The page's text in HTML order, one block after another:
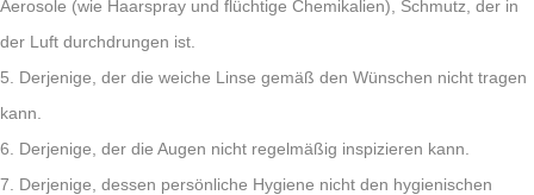
Aerosole (wie Haarspray und flüchtige Chemikalien), Schmutz, der in
der Luft durchdrungen ist.
5. Derjenige, der die weiche Linse gemäß den Wünschen nicht tragen
kann.
6. Derjenige, der die Augen nicht regelmäßig inspizieren kann.
7. Derjenige, dessen persönliche Hygiene nicht den hygienischen